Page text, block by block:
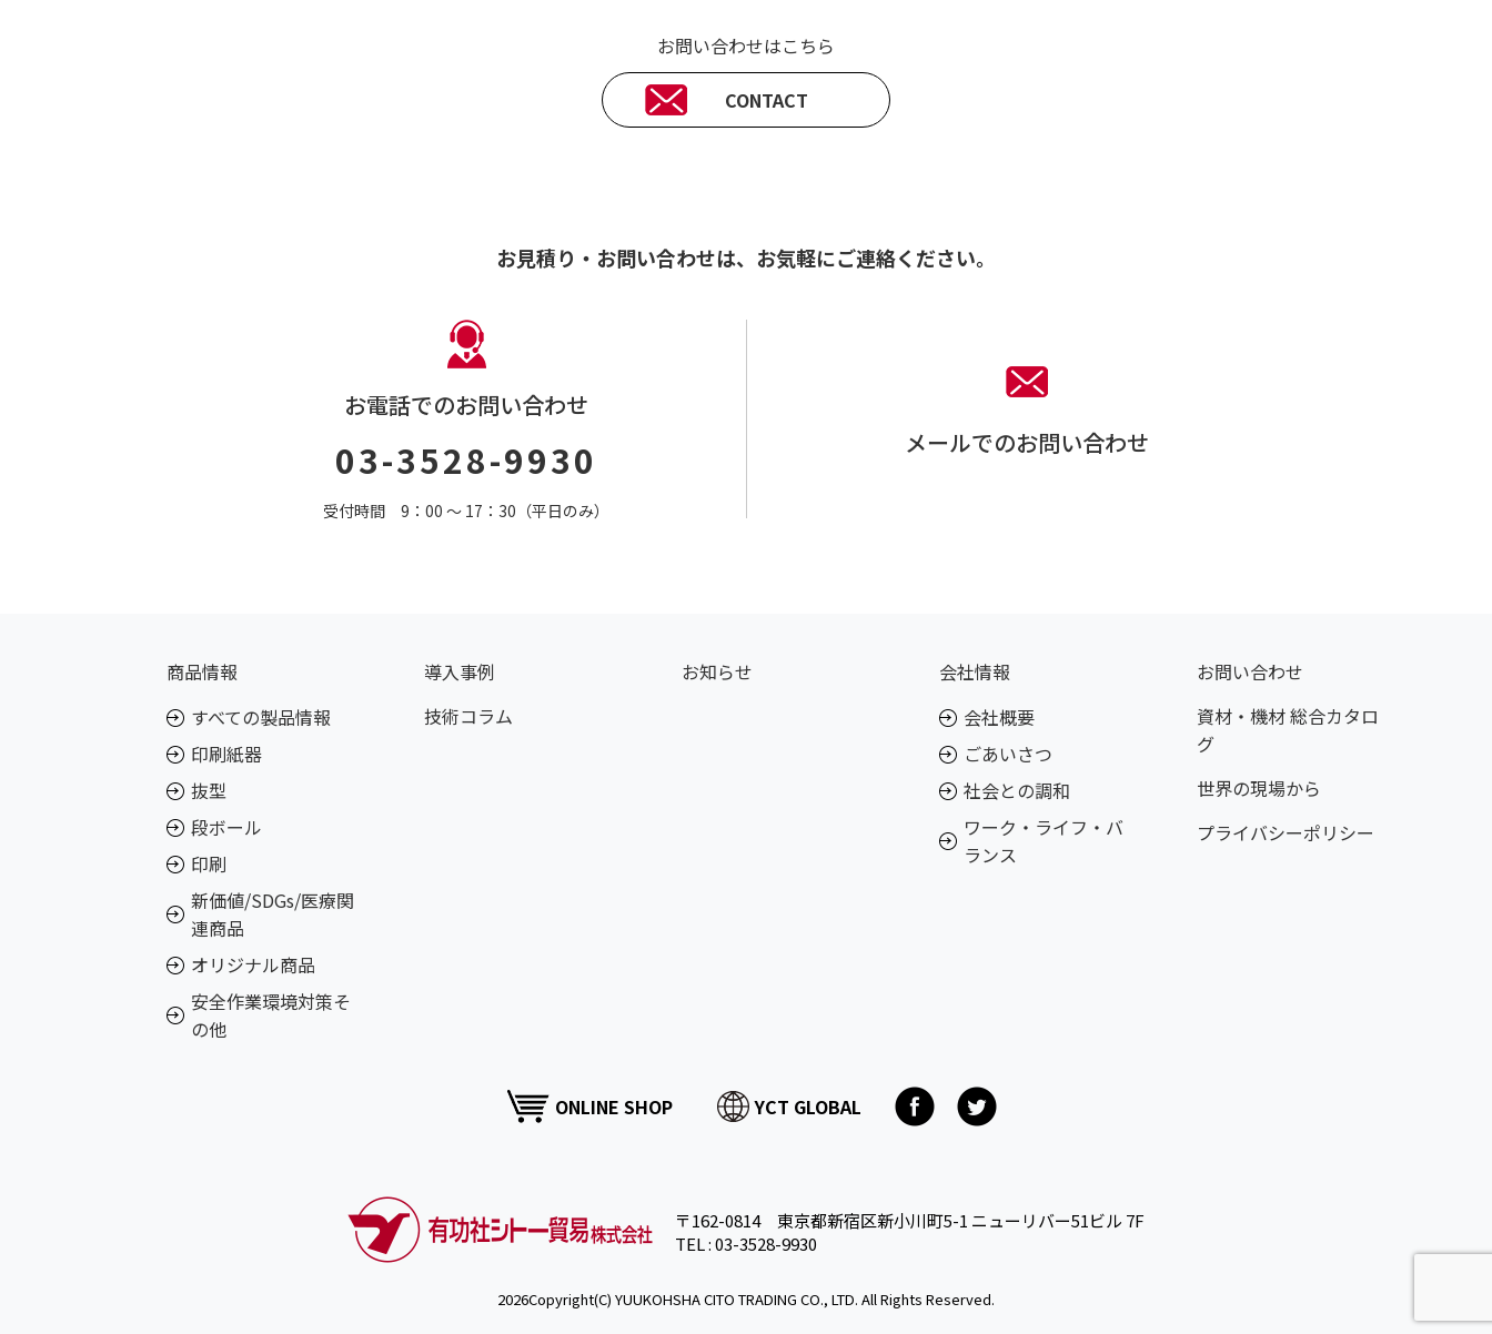
お問い合わせはこちら
CONTACT
お見積り・お問い合わせは、 お気軽にご連絡ください。
お電話でのお問い合わせ
03-3528-9930
受付時間 9：00 〜 17：30（平日のみ）
メールでのお問い合わせ
商品情報
すべての製品情報
印刷紙器
抜型
段ボール
印刷
新価値/SDGs/医療関
連商品
オリジナル商品
安全作業環境対策そ
の他
導入事例
技術コラム
お知らせ
会社情報
会社概要
ごあいさつ
社会との調和
ワーク・ライフ・バ
ランス
お問い合わせ
資材・機材 総合カタロ
グ
世界の現場から
プライバシーポリシー
ONLINE SHOP YCT GLOBAL
〒162-0814 東京都新宿区新小川町5-1 ニューリバー51ビル 7F
TEL : 03-3528-9930
2026Copyright(C) YUUKOHSHA CITO TRADING CO., LTD. All Rights Reserved.